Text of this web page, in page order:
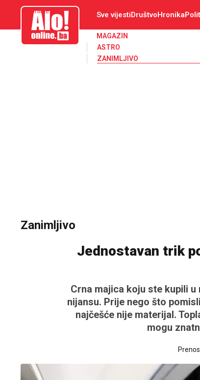
aloonline.ba Sve vijestiDruštvoHronika
MAGAZIN
ASTRO
ZANIMLJIVO
Zanimljivo
Jednostavan trik
Crna majica koju ste kupili
nijansu. Prije nego što
najčešće nije materijal.
mogu